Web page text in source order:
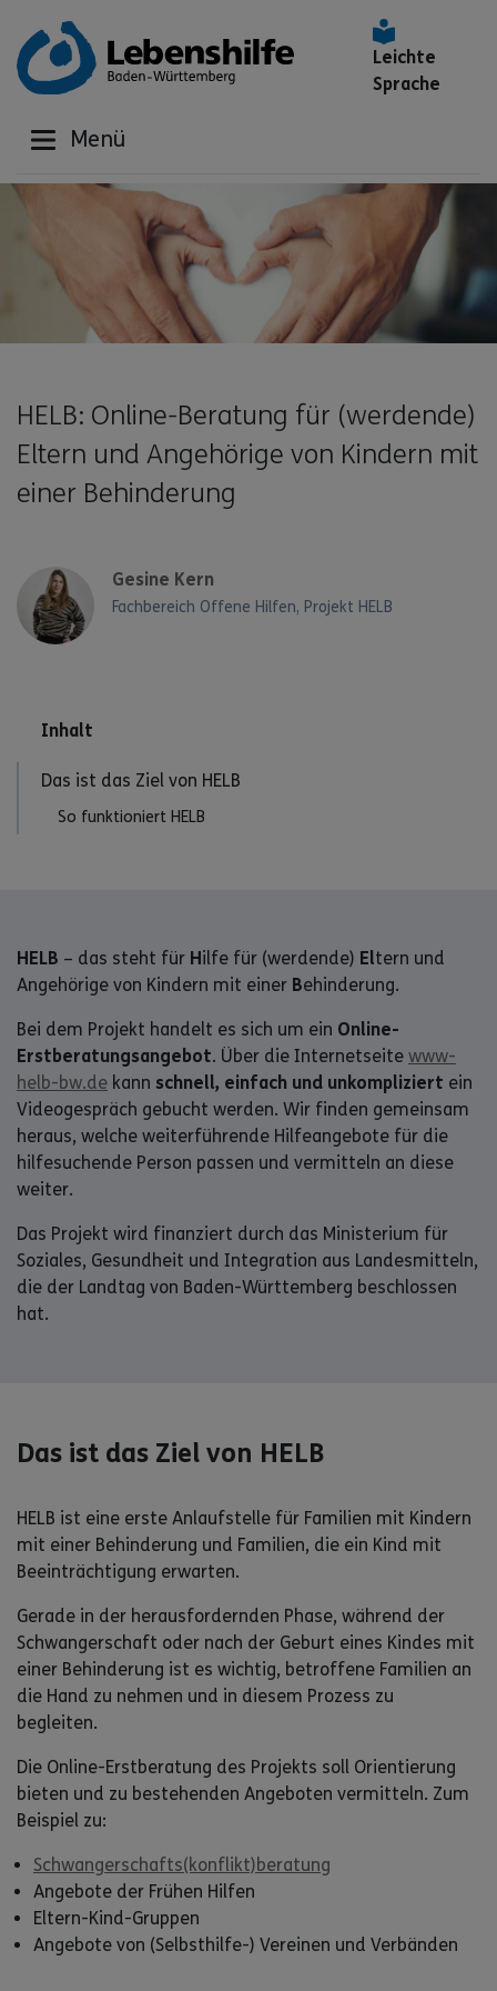
Leichte
Sprache
Menü
HELB: Online-Beratung für (werdende)
Eltern und Angehörige von Kindern mit
einer Behinderung
Gesine Kern
Fachbereich Offene Hilfen, Projekt HELB
Inhalt
Das ist das Ziel von HELB
So funktioniert HELB
HELB – das steht für Hilfe für (werdende) Eltern und
Angehörige von Kindern mit einer Behinderung.
Bei dem Projekt handelt es sich um ein Online-
Erstberatungsangebot. Über die Internetseite www-
helb-bw.de kann schnell, einfach und unkompliziert ein
Videogespräch gebucht werden. Wir finden gemeinsam
heraus, welche weiterführende Hilfeangebote für die
hilfesuchende Person passen und vermitteln an diese
weiter.
Das Projekt wird finanziert durch das Ministerium für
Soziales, Gesundheit und Integration aus Landesmitteln,
die der Landtag von Baden-Württemberg beschlossen
hat.
Das ist das Ziel von HELB
HELB ist eine erste Anlaufstelle für Familien mit Kindern
mit einer Behinderung und Familien, die ein Kind mit
Beeinträchtigung erwarten.
Gerade in der herausfordernden Phase, während der
Schwangerschaft oder nach der Geburt eines Kindes mit
einer Behinderung ist es wichtig, betroffene Familien an
die Hand zu nehmen und in diesem Prozess zu
begleiten.
Die Online-Erstberatung des Projekts soll Orientierung
bieten und zu bestehenden Angeboten vermitteln. Zum
Beispiel zu:
Schwangerschafts(konflikt)beratung
Angebote der Frühen Hilfen
Eltern-Kind-Gruppen
Angebote von (Selbsthilfe-) Vereinen und Verbänden